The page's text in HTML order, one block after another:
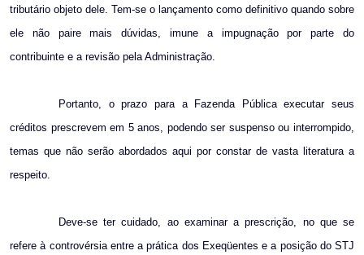
tributário objeto dele. Tem-se o lançamento como definitivo quando sobre
ele não paire mais dúvidas, imune a impugnação por parte do
contribuinte e a revisão pela Administração.
Portanto,
o prazo para a Fazenda Pública executar seus
créditos prescrevem em 5 anos, podendo ser suspenso ou interrompido,
temas que não serão abordados aqui por constar de vasta literatura a
respeito.
Deve-se ter cuidado, ao examinar a prescrição, no que se
refere à controvérsia entre a prática dos Exeqüentes e a posição do STJ